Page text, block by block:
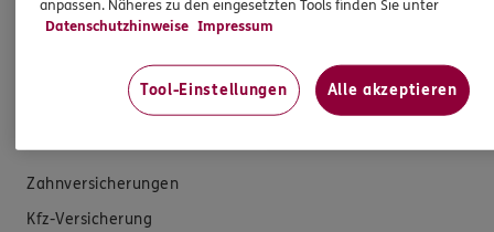
Zahnversicherungen
Kfz-Versicherung
anpassen. Näheres zu den eingesetzten Tools finden Sie unter
Datenschutzhinweise Impressum
Tool-Einstellungen Alle akzeptieren